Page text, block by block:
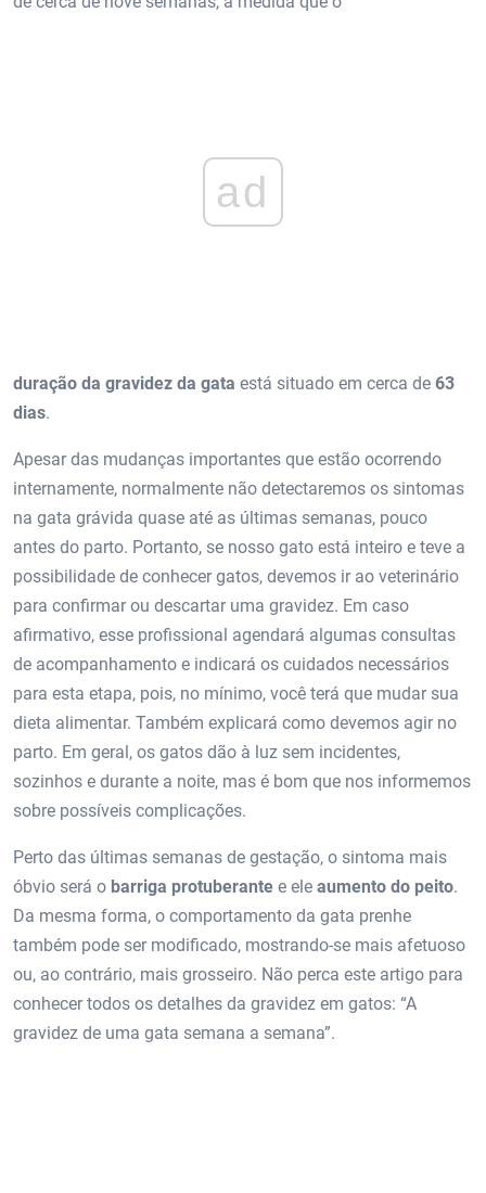
ad
duração da gravidez da gata está situado em cerca de 63
dias.
Apesar das mudanças importantes que estão ocorrendo
internamente, normalmente não detectaremos os sintomas
na gata grávida quase até as últimas semanas, pouco
antes do parto. Portanto, se nosso gato está inteiro e teve a
possibilidade de conhecer gatos, devemos ir ao veterinário
para confirmar ou descartar uma gravidez. Em caso
afirmativo, esse profissional agendará algumas consultas
de acompanhamento e indicará os cuidados necessários
para esta etapa, pois, no mínimo, você terá que mudar sua
dieta alimentar. Também explicará como devemos agir no
parto. Em geral, os gatos dão à luz sem incidentes,
sozinhos e durante a noite, mas é bom que nos informemos
sobre possíveis complicações.
Perto das últimas semanas de gestação, o sintoma mais
óbvio será o barriga protuberante e ele aumento do peito.
Da mesma forma, o comportamento da gata prenhe
também pode ser modificado, mostrando-se mais afetuoso
ou, ao contrário, mais grosseiro. Não perca este artigo para
conhecer todos os detalhes da gravidez em gatos: “A
gravidez de uma gata semana a semana”.